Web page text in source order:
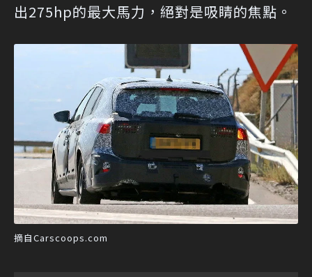
出275hp的最大馬力，絕對是吸睛的焦點。
摘自Carscoops.com